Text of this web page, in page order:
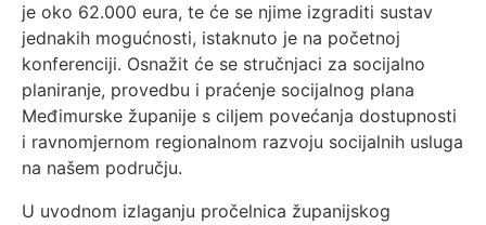
je oko 62.000 eura, te će se njime izgraditi sustav
jednakih mogućnosti, istaknuto je na početnoj
konferenciji. Osnažit će se stručnjaci za socijalno
planiranje, provedbu i praćenje socijalnog plana
Međimurske županije s ciljem povećanja dostupnosti
i ravnomjernom regionalnom razvoju socijalnih usluga
na našem području.
U uvodnom izlaganju pročelnica županijskog